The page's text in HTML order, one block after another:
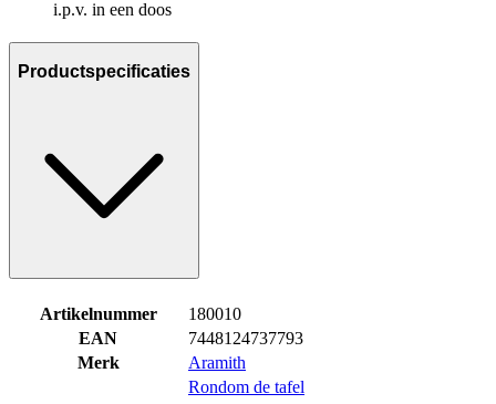
i.p.v. in een doos
Productspecificaties
Artikelnummer
180010
EAN
7448124737793
Merk
Aramith
Rondom de tafel